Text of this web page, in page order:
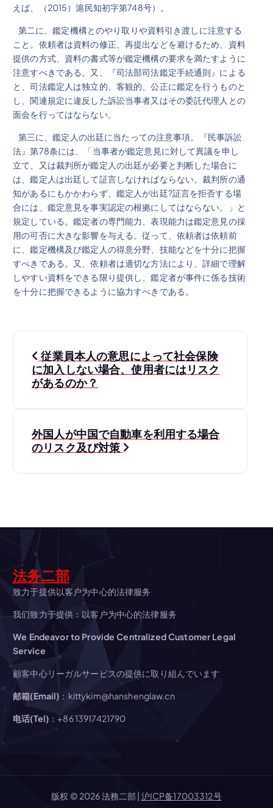
えば、（2015）滬民知初字第748号）。
第二に、鑑定機構とのやり取りや資料引き渡しに注意する
こと。依頼者は資料の修正、再提出などを避けるため、資料
提供の方式、資料の書式等が鑑定機構の要求を満たすように
注意すべきである。又、『司法部司法鑑定手続通則』による
と、司法鑑定人は独立的、客観的、公正に鑑定を行うものと
し、関連規定に違反した訴訟当事者又はその委託代理人との
面会を行ってはならない。
第三に、鑑定人の出廷に当たっての注意事項。『民事訴訟
法』第78条には、「当事者が鑑定意見に対して異議を申し
立て、又は裁判所が鑑定人の出廷が必要と判断した場合に
は、鑑定人は出廷して証言しなければならない。裁判所の通
知があるにもかかわらず、鑑定人が出廷?証言を拒否する場
合には、鑑定意見を事実認定の根拠にしてはならない。」と
規定している。鑑定者の専門能力、表現能力は鑑定意見の採
用の可否に大きな影響を与える。従って、依頼者は依頼前
に、鑑定機構及び鑑定人の得意分野、技能などを十分に把握
すべきである。又、依頼者は適切な方法により、詳細で理解
しやすい資料をできる限り提供し、鑑定者が事件に係る技術
を十分に把握できるように協力すべきである。
投
稿
ビ
シ
ョ
ン
従業員本人の意思によって社会保険
に加入しない場合、使用者にはリスク
があるのか？
外国人が中国で自動車を利用する場合
のリスク及び対策
法务二部
致力于提供以客户为中心的法律服务
我们致力于提供：以客户为中心的法律服务
We Endeavor to Provide Centralized Customer Legal
Service
顧客中心リーガルサービスの提供に取り組んでいます
邮箱(Email) ：kittykim@hanshenglaw.cn
电话(Tel) ：+86 13917421790
版权 © 2026 法務二部 | 沪ICP备17003312号